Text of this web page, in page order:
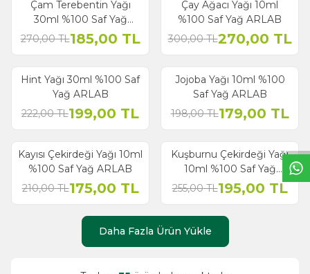
W
h
t
s
a
p
p
B
i
l
g
H
a
t
% 31
İndirim
Çam Terebentin Yağı
30ml %100 Saf Yağ
ARLAB
270,00TL185,00 TL
% 10
İndirim
Çay Ağacı Yağı 10ml
%100 Saf Yağ ARLAB
300,00TL270,00 TL
% 10
Hint Yağı 30ml %100 Saf
Yağ ARLAB
222,00TL199,00 TL
% 10
Jojoba Yağı 10ml %100
Saf Yağ ARLAB
198,00TL179,00 TL
% 17
İndirim
Kayısı Çekirdeği Yağı 10ml
%100 Saf Yağ ARLAB
210,00TL175,00 TL
% 24
İndirim
Kuşburnu Çekirdeği Yağı
10ml %100 Saf Yağ
ARLAB
255,00TL195,00 TL
Daha Fazla Ürün Yükle